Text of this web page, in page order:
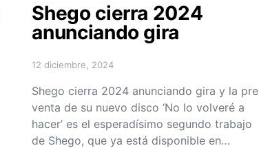
Shego cierra 2024
anunciando gira
Posted on
12 diciembre, 2024
Shego cierra 2024 anunciando gira y la pre
venta de su nuevo disco ‘No lo volveré a
hacer’ es el esperadísimo segundo trabajo
de Shego, que ya está disponible en…